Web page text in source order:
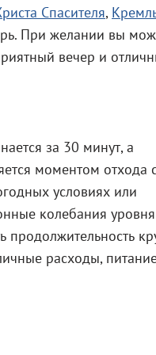
Спасителя,
При желании вы
вечер и
за 30 минут, а
моментом отхода
условиях или
колебания уровня
расходы,